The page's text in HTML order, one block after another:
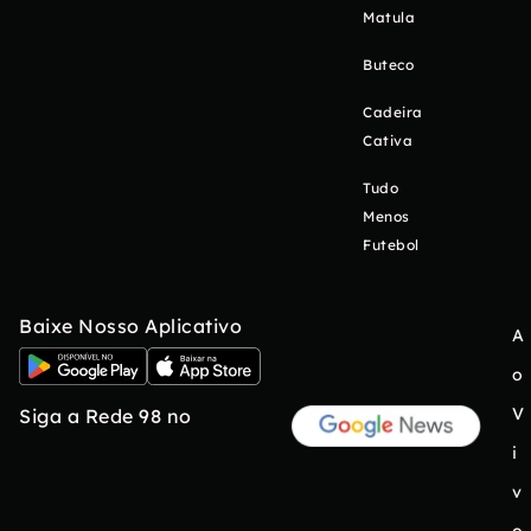
Matula
Buteco
Cadeira
Cativa
Tudo
Menos
Futebol
Baixe Nosso Aplicativo
Siga a Rede 98 no
A
o
V
i
v